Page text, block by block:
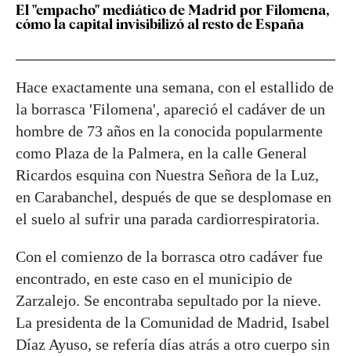
El "empacho" mediático de Madrid por Filomena,
cómo la capital invisibilizó al resto de España
Hace exactamente una semana, con el estallido de
la borrasca 'Filomena', apareció el cadáver de un
hombre de 73 años en la conocida popularmente
como Plaza de la Palmera, en la calle General
Ricardos esquina con Nuestra Señora de la Luz,
en Carabanchel, después de que se desplomase en
el suelo al sufrir una parada cardiorrespiratoria.
Con el comienzo de la borrasca otro cadáver fue
encontrado, en este caso en el municipio de
Zarzalejo. Se encontraba sepultado por la nieve.
La presidenta de la Comunidad de Madrid, Isabel
Díaz Ayuso, se refería días atrás a otro cuerpo sin